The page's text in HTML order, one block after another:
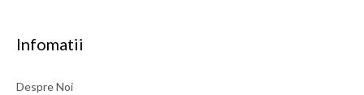
Infomatii
Despre Noi